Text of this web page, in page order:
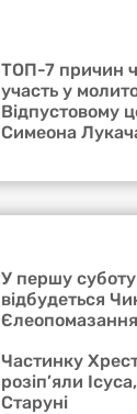
ТОП-7 причин
участь у
Відпустовому
Симеона
У першу
відбудеться
Частинку
розіп’яли
Старуні